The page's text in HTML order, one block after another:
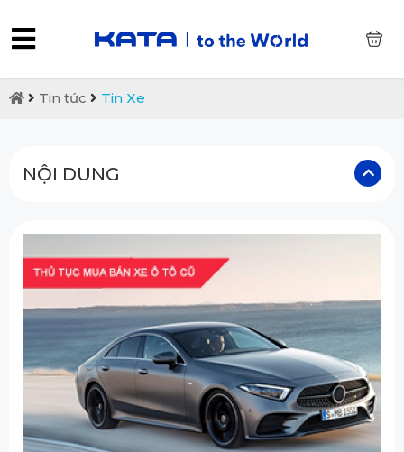
Tin tức Tin Xe
NỘI DUNG